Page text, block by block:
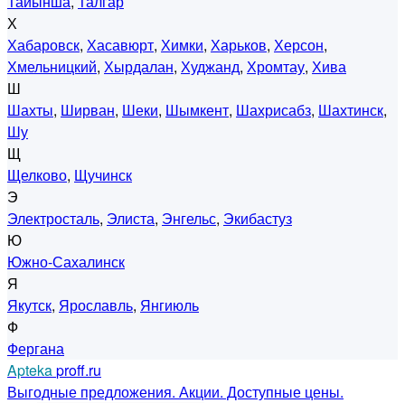
Х
Хабаровск, Хасавюрт, Химки, Харьков, Херсон,
Хмельницкий, Хырдалан, Худжанд, Хромтау, Хива
Ш
Шахты, Ширван, Шеки, Шымкент, Шахрисабз, Шахтинск,
Шу
Щ
Щелково, Щучинск
Э
Электросталь, Элиста, Энгельс, Экибастуз
Ю
Южно-Сахалинск
Я
Якутск, Ярославль, Янгиюль
Ф
Фергана
Aptekaproff.ru
Выгодные предложения. Акции. Доступные цены.